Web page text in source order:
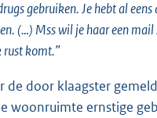
gebruiken. Je hebt al
(…) Mss wil je haar een
rust komt.”
door klaagster
woonruimte ernstige